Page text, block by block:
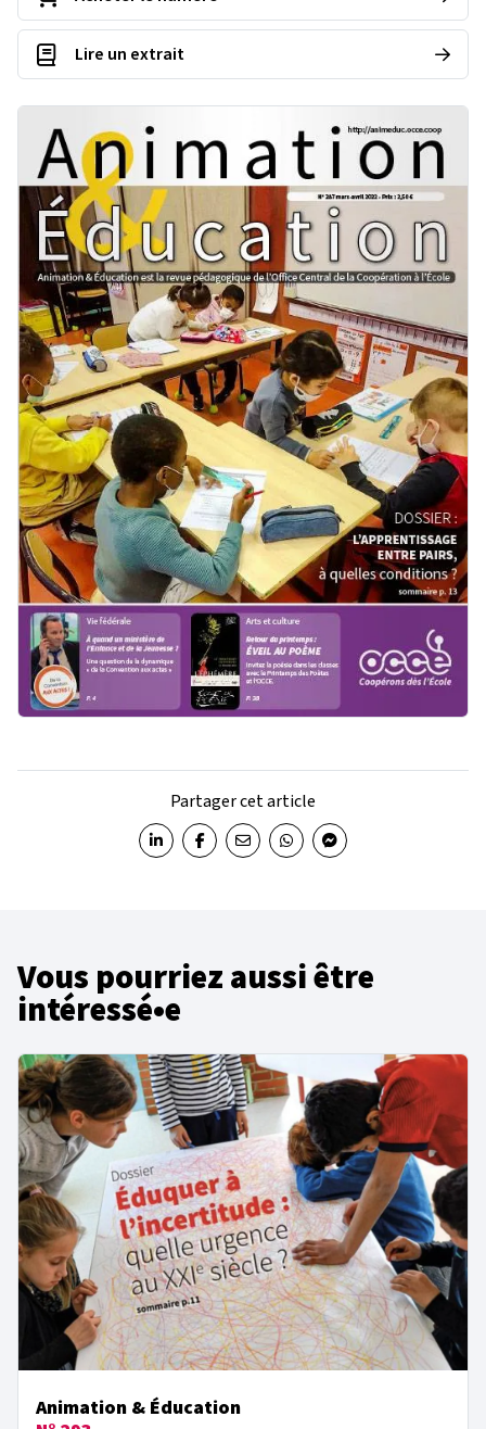
Lire un extrait
Partager cet article
Partager sur LinkedIn
Partager sur Facebook
Partager par email
Partager sur WhatsApp
Partager sur Messenger
Vous pourriez aussi être
intéressé•e
Animation & Éducation